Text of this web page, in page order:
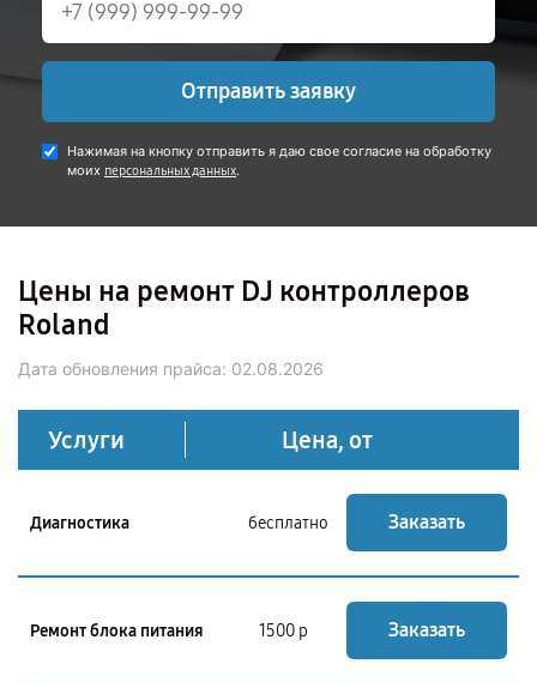
Отправить заявку
Нажимая на кнопку отправить я даю свое согласие на обработку
моих персональных данных.
Цены на ремонт DJ контроллеров
Roland
Дата обновления прайса: 02.08.2026
Услуги Цена, от
Диагностика бесплатно Заказать
Ремонт блока питания 1500 р Заказать